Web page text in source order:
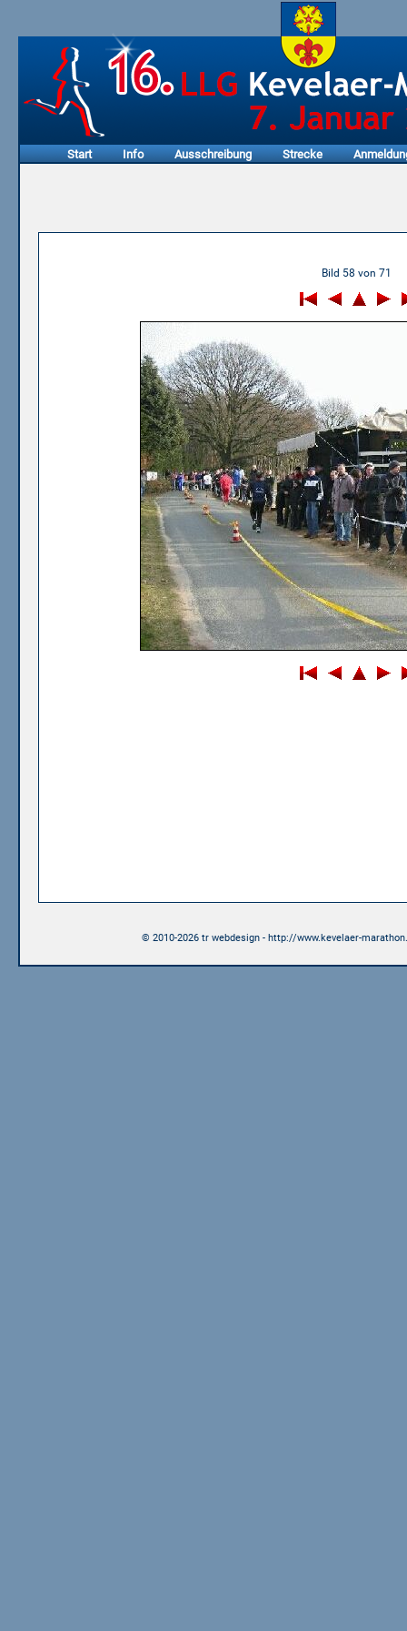
Start Info Ausschreibung Strecke
Bild 58 von 71
© 2010-2026 tr webdesign - http://www.kevelaer-